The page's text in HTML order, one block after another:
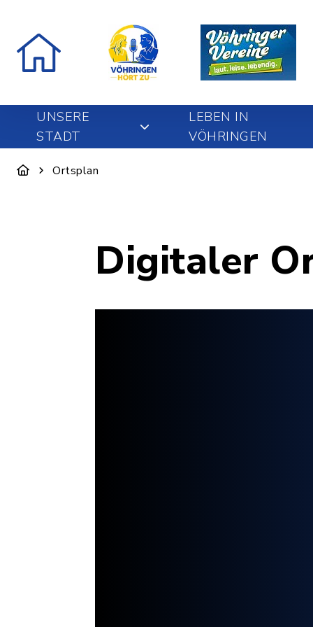
UNSERE
STADT
LEBEN IN
VÖHRINGEN
Ortsplan
Digitaler